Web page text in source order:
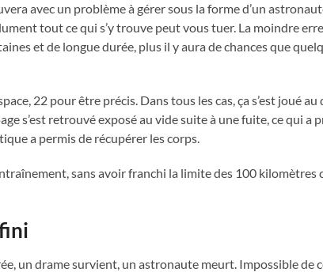
avec un problème à gérer sous la forme d’un
tout ce qui s’y trouve peut vous tuer. La moindre
et de longue durée, plus il y aura de chances que
22 pour être précis. Dans tous les cas, ça s’est joué au
s’est retrouvé exposé au vide suite à une fuite, ce qui a
a permis de récupérer les corps.
sans avoir franchi la limite des 100 kilomètres
un drame survient, un astronaute meurt. Impossible de